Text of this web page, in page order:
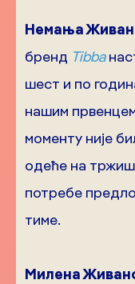
Немања
бренд Tibba
шест и по
нашим
моменту није
одеће на
потребе
тиме.
Милена